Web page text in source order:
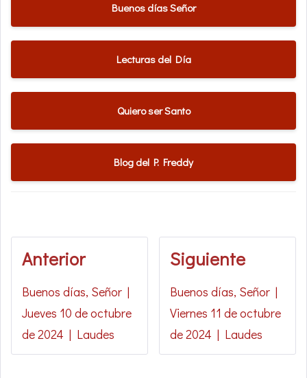
Buenos días Señor
Lecturas del Día
Quiero ser Santo
Blog del P. Freddy
Anterior
Buenos días, Señor |
Jueves 10 de octubre
de 2024 | Laudes
Siguiente
Buenos días, Señor |
Viernes 11 de octubre
de 2024 | Laudes